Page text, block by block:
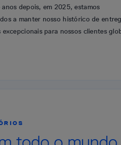
anos depois, em 2025, estamos
a manter nosso histórico de
excepcionais para nossos clientes